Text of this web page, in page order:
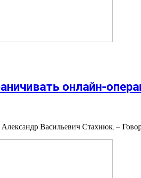
онлайн-
Васильевич Стахнюк. –